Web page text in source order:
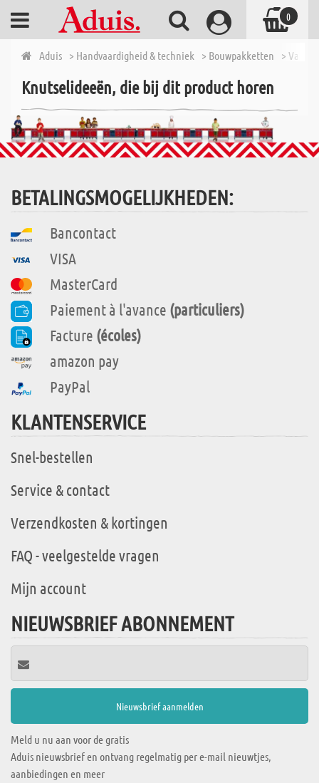
Aduis > Handvaardigheid & techniek > Bouwpakketten > Van 7
Knutselideeën, die bij dit product horen
BETALINGSMOGELIJKHEDEN:
Bancontact
VISA
MasterCard
Paiement à l'avance (particuliers)
Facture (écoles)
amazon pay
PayPal
KLANTENSERVICE
Snel-bestellen
Service & contact
Verzendkosten & kortingen
FAQ - veelgestelde vragen
Mijn account
NIEUWSBRIEF ABONNEMENT
Meld u nu aan voor de gratis
Aduis nieuwsbrief en ontvang regelmatig per e-mail nieuwtjes,
aanbiedingen en meer
0